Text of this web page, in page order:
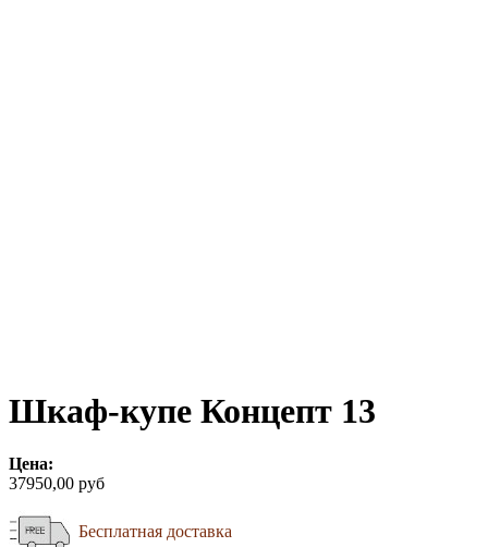
Шкаф-купе Концепт 13
Цена:
37950,00 руб
Бесплатная доставка